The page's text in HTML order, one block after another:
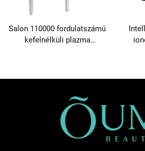
Salon 110000 fordulatszámú
kefelnélküli plazma